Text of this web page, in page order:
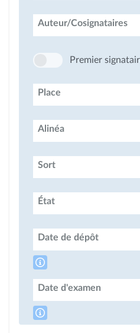
Auteur/Cosignataires
Premier
Place
Alinéa
Sort
État
Date de dépôt
Date d'examen